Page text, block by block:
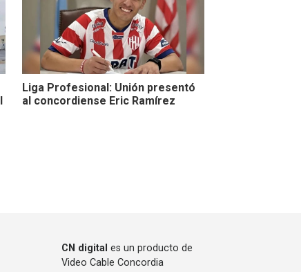
Liga Profesional: Unión presentó
al concordiense Eric Ramírez
CN digital es un producto de
Video Cable Concordia